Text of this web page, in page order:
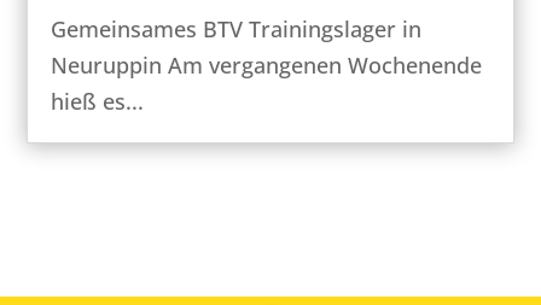
Gemeinsames BTV Trainingslager in
Neuruppin Am vergangenen Wochenende
hieß es...